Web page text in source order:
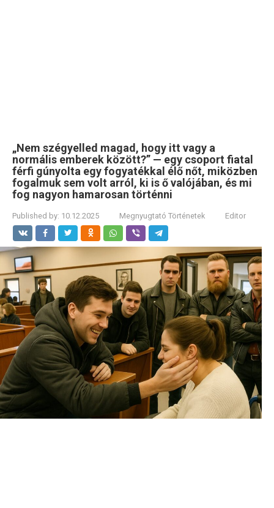
„Nem szégyelled magad, hogy itt vagy a
normális emberek között?” — egy csoport fiatal
férfi gúnyolta egy fogyatékkal élő nőt, miközben
fogalmuk sem volt arról, ki is ő valójában, és mi
fog nagyon hamarosan történni
Published by: 10.12.2025 Megnyugtató Történetek Editor